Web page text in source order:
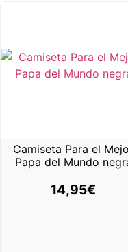
Camiseta Para el
Papa del Mundo
14,95€